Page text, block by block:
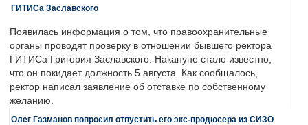
ГИТИСа Заславского
Появилась информация о том, что правоохранительные
органы проводят проверку в отношении бывшего ректора
ГИТИСа Григория Заславского. Накануне стало известно,
что он покидает должность 5 августа. Как сообщалось,
ректор написал заявление об отставке по собственному
желанию.
Олег Газманов попросил отпустить его экс-продюсера из СИЗО